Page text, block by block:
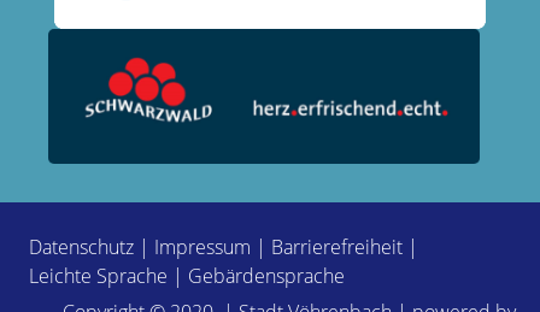
Datenschutz | Impressum | Barrierefreiheit |
Leichte Sprache | Gebärdensprache